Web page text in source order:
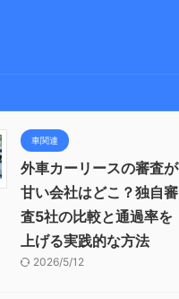
車関連
外車カーリースの審査が
甘い会社はどこ？独自審
査5社の比較と通過率を
上げる実践的な方法
2026/5/12